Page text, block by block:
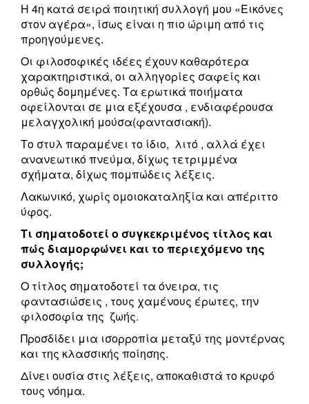
Η 4η κατά σειρά ποιητική συλλογή μου «Εικόνες
στον αγέρα», ίσως είναι η πιο ώριμη από τις
προηγούμενες.
Οι φιλοσοφικές ιδέες έχουν καθαρότερα
χαρακτηριστικά, οι αλληγορίες σαφείς και
ορθώς δομημένες. Τα ερωτικά ποιήματα
οφείλονται σε μια εξέχουσα , ενδιαφέρουσα
μελαγχολική μούσα(φαντασιακή).
Το στυλ παραμένει το ίδιο, λιτό , αλλά έχει
ανανεωτικό πνεύμα, δίχως τετριμμένα
σχήματα, δίχως πομπώδεις λέξεις.
Λακωνικό, χωρίς ομοιοκαταληξία και απέριττο
ύφος.
Τι σηματοδοτεί ο συγκεκριμένος τίτλος και
πώς διαμορφώνει και το περιεχόμενο της
συλλογής;
Ο τίτλος σηματοδοτεί τα όνειρα, τις
φαντασιώσεις , τους χαμένους έρωτες, την
φιλοσοφία της ζωής.
Προσδίδει μια ισορροπία μεταξύ της μοντέρνας
και της κλασσικής ποίησης.
Δίνει ουσία στις λέξεις, αποκαθιστά το κρυφό
τους νόημα.